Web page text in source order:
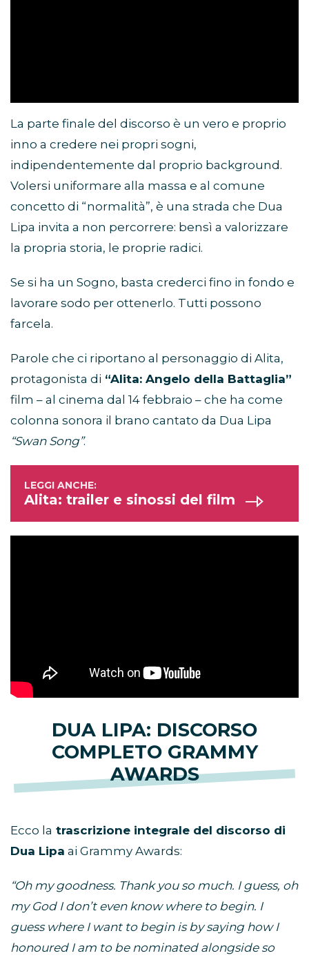
La parte finale del discorso è un vero e proprio
inno a credere nei propri sogni,
indipendentemente dal proprio background.
Volersi uniformare alla massa e al comune
concetto di “normalità”, è una strada che Dua
Lipa invita a non percorrere: bensì a valorizzare
la propria storia, le proprie radici.
Se si ha un Sogno, basta crederci fino in fondo e
lavorare sodo per ottenerlo. Tutti possono
farcela.
Parole che ci riportano al personaggio di Alita,
protagonista di “Alita: Angelo della Battaglia”
film – al cinema dal 14 febbraio – che ha come
colonna sonora il brano cantato da Dua Lipa
“Swan Song”.
Alita: trailer e sinossi del film
DUA LIPA: DISCORSO
COMPLETO GRAMMY
AWARDS
Ecco la trascrizione integrale del discorso di
Dua Lipa ai Grammy Awards:
“Oh my goodness. Thank you so much. I guess, oh
my God I don’t even know where to begin. I
guess where I want to begin is by saying how I
honoured I am to be nominated alongside so